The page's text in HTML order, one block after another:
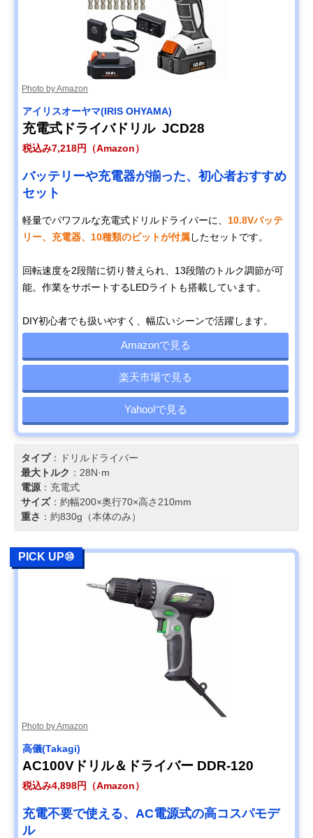
Photo by Amazon
アイリスオーヤマ(IRIS OHYAMA)
充電式ドライバドリル JCD28
税込み7,218円（Amazon）
バッテリーや充電器が揃った、初心者おすすめ
セット
軽量でパワフルな充電式ドリルドライバーに、 10.8Vバッテ
リー、充電器、10種類のビットが付属したセットです。
回転速度を2段階に切り替えられ、13段階のトルク調節が可
能。作業をサポートするLEDライトも搭載しています。
DIY初心者でも扱いやすく、幅広いシーンで活躍します。
Amazonで見る
楽天市場で見る
Yahoo!で見る
タイプ：ドリルドライバー
最大トルク ：28N·m
電源 ：充電式
サイズ：約幅200×奥行70×高さ210mm
重さ ：約830g（本体のみ）
PICK UP⑩
Photo by Amazon
高儀(Takagi)
AC100Vドリル＆ドライバー DDR-120
税込み4,898円（Amazon）
充電不要で使える、AC電源式の高コスパモデ
ル